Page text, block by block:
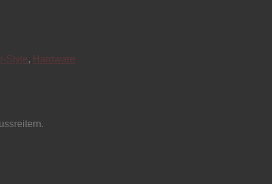
Style, Hardware